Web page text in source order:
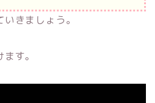
きましょう。
す。